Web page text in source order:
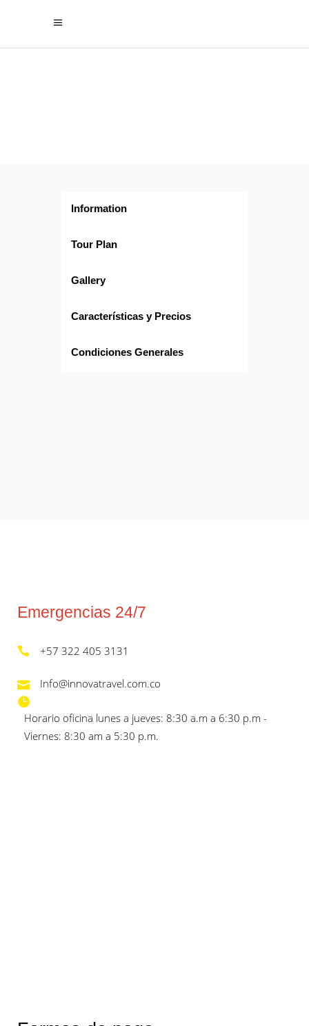
Deslumbrante
Information
Tour Plan
Gallery
Características y Precios
Condiciones Generales
Emergencias 24/7
+57 322 405 3131
Info@innovatravel.com.co
Horario oficina lunes a jueves: 8:30 a.m a 6:30 p.m -
Viernes: 8:30 am a 5:30 p.m.